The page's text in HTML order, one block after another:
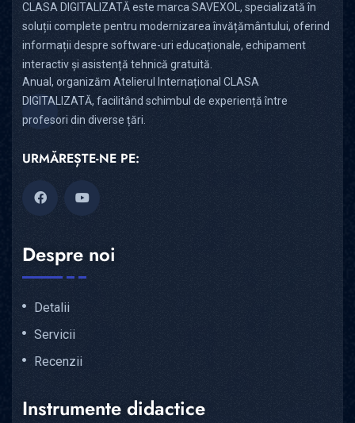
CLASA DIGITALIZATĂ este marca SAVEXOL, specializată în
soluții complete pentru modernizarea învățământului, oferind
informații despre software-uri educaționale, echipament
interactiv și asistență tehnică gratuită.
Anual, organizăm Atelierul Internațional CLASA
DIGITALIZATĂ, facilitând schimbul de experiență între
profesori din diverse țări.
URMĂREȘTE-NE PE:
Despre noi
Detalii
Servicii
Recenzii
Instrumente didactice